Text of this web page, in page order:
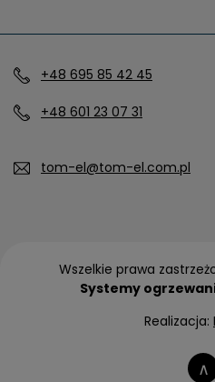
+48 695 85 42 45
+48 601 23 07 31
tom-el@tom-el.com.pl
Wszelkie prawa
Systemy
Realizacja:
∧